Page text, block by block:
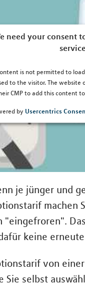
need your consent
is not permitted to
to the visitor. The website
CMP to add this content
by Usercentrics
je jünger und
machen
"eingefroren".
keine
von
selbst